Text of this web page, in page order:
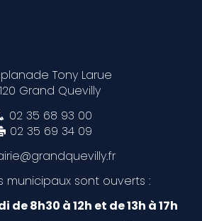
Tony Larue
Grand Quevilly
02 35 68 93 00
02 35 69 34 09
municipaux sont ouverts :
de 8h30 à 12h et de 13h à 17h